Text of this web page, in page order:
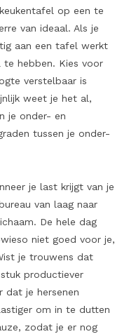
op een te
van ideaal. Als je
aan een tafel werkt
hebben. Kies voor
verstelbaar is
weet je het al,
je onder- en
tussen je onder-
je last krijgt van je
van laag naar
De hele dag
niet goed voor je,
je trouwens dat
productiever
dat je hersenen
om in te dutten
zodat je er nog